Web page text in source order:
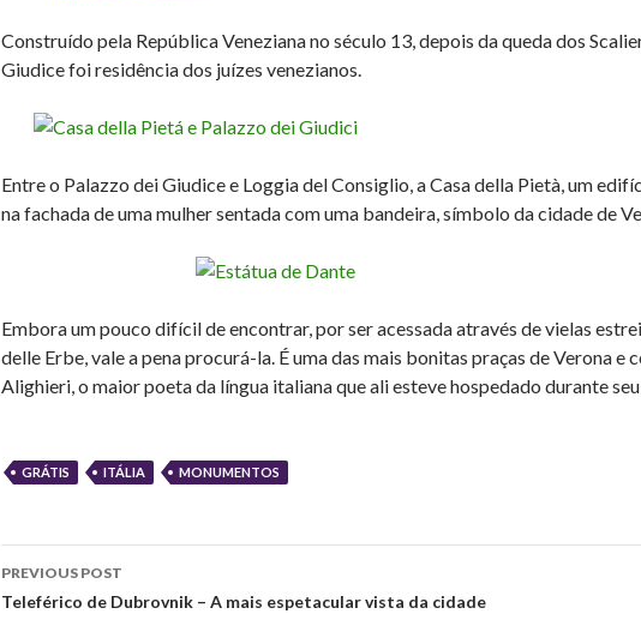
Construído pela República Veneziana no século 13, depois da queda dos
Giudice foi residência dos juízes venezianos.
Entre o Palazzo dei Giudice e Loggia del Consiglio, a Casa della Pietà, um
na fachada de uma mulher sentada com uma bandeira, símbolo da cidade de
Embora um pouco difícil de encontrar, por ser acessada através de vielas
delle Erbe, vale a pena procurá-la. É uma das mais bonitas praças de Verona e
Alighieri, o maior poeta da língua italiana que ali esteve hospedado durante
GRÁTIS ITÁLIA MONUMENTOS
Post
navigation
PREVIOUS POST
Teleférico de Dubrovnik – A mais espetacular vista da cidade